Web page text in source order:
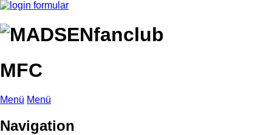
MFC
Menü Menü
Navigation